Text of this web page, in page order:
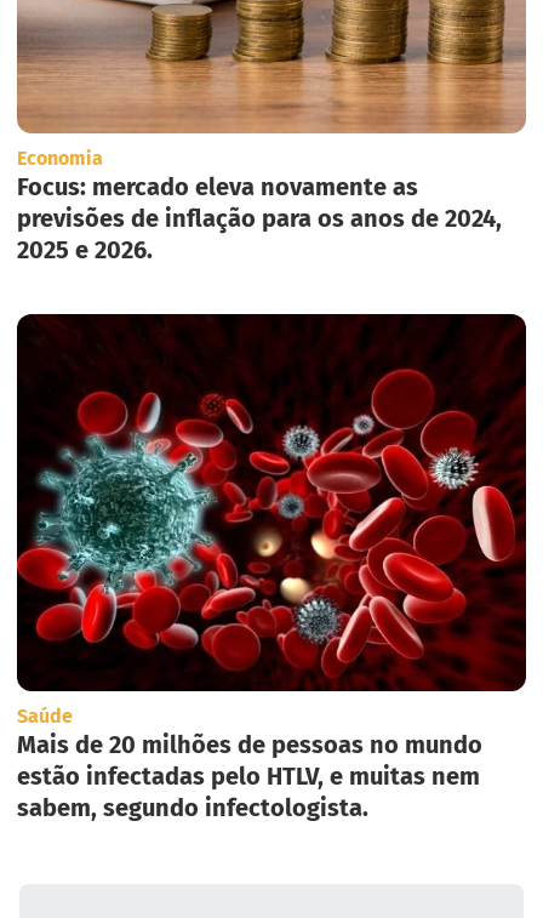
Economia
Focus: mercado eleva novamente as
previsões de inflação para os anos de 2024,
2025 e 2026.
Saúde
Mais de 20 milhões de pessoas no mundo
estão infectadas pelo HTLV, e muitas nem
sabem, segundo infectologista.